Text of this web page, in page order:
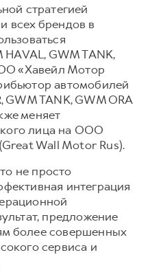
стратегией
всех брендов в
GWM TANK,
«Хавейл Мотор
автомобилей
GWM TANK, GWM ORA
меняет
лица на ООО
Wall Motor Rus).
не просто
интеграция
предложение
более совершенных
сервиса и